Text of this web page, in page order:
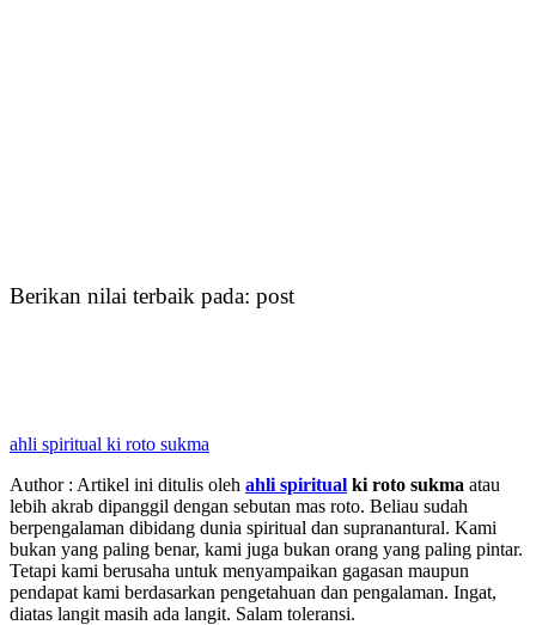
Berikan nilai terbaik pada: post
ahli spiritual ki roto sukma
Author : Artikel ini ditulis oleh ahli spiritual ki roto sukma atau
lebih akrab dipanggil dengan sebutan mas roto. Beliau sudah
berpengalaman dibidang dunia spiritual dan supranantural. Kami
bukan yang paling benar, kami juga bukan orang yang paling pintar.
Tetapi kami berusaha untuk menyampaikan gagasan maupun
pendapat kami berdasarkan pengetahuan dan pengalaman. Ingat,
diatas langit masih ada langit. Salam toleransi.